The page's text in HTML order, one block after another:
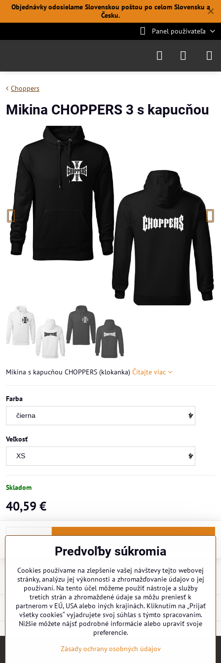
✕
Objednávky odosielame Slovenskou poštou po celom Slovensku a
Česku.
Panel používateľa
Choppers
Mikina CHOPPERS 3 s kapucňou
Mikina s kapucňou CHOPPERS (klokanka) Čítajte viac
Farba
Veľkosť
Skladom
40,59 €
Do košíka
Doručenia
Popis
Predvoľby súkromia
Cookies používame na zlepšenie vašej návštevy tejto webovej
stránky, analýzu jej výkonnosti a zhromažďovanie údajov o jej
používaní. Na tento účel môžeme použiť nástroje a služby
tretích strán a zhromaždené údaje sa môžu preniesť k
partnerom v EÚ, USA alebo iných krajinách. Kliknutím na „Prijať
všetky cookies“ vyjadrujete svoj súhlas s týmto spracovaním.
Nižšie môžete nájsť podrobné informácie alebo upraviť svoje
preferencie.
Zásady ochrany osobných údajov